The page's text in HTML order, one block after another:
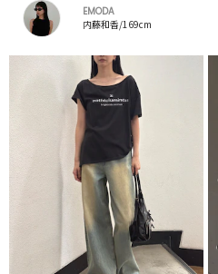
EMODA
内藤和香/169cm